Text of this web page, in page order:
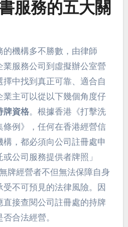
服務的五大關
機構多不勝數，由律師
服務公司到虛擬辦公室營
中找到真正可靠、適合自
業主可以從以下幾個角度仔
牌資格。根據香港《打擊洗
例》，任何在香港經營信
，都必須向公司註冊處申
公司服務提供者牌照」
牌經營者不但無法保障自身
不可預見的法律風險。因
接查閱公司註冊處的持牌
合法經營。